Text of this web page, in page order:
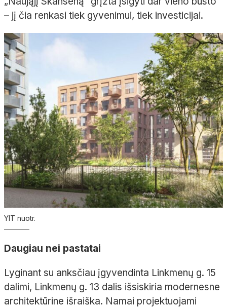
– jį čia renkasi tiek gyvenimui, tiek investicijai.
YIT nuotr.
Daugiau nei pastatai
Lyginant su anksčiau įgyvendinta Linkmenų g. 15
dalimi, Linkmenų g. 13 dalis išsiskiria modernesne
architektūrine išraiška. Namai projektuojami